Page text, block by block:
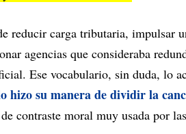
reducir carga tributaria, impulsar
agencias que consideraba
Ese vocabulario, sin duda, lo
hizo su manera de dividir la
contraste moral muy usada por